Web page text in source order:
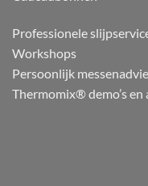
Professionele
Workshops
Persoonlijk
Thermomix® demo’s en